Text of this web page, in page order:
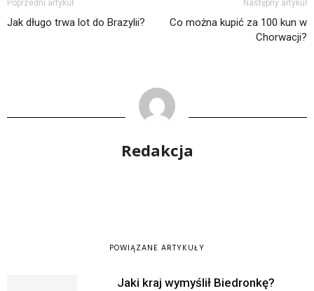
Poprzedni artykuł
Jak długo trwa lot do Brazylii?
Następny artykuł
Co można kupić za 100 kun w
Chorwacji?
Redakcja
POWIĄZANE ARTYKUŁY
Jaki kraj wymyślił Biedronkę?